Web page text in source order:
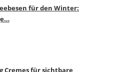
für den Winter: